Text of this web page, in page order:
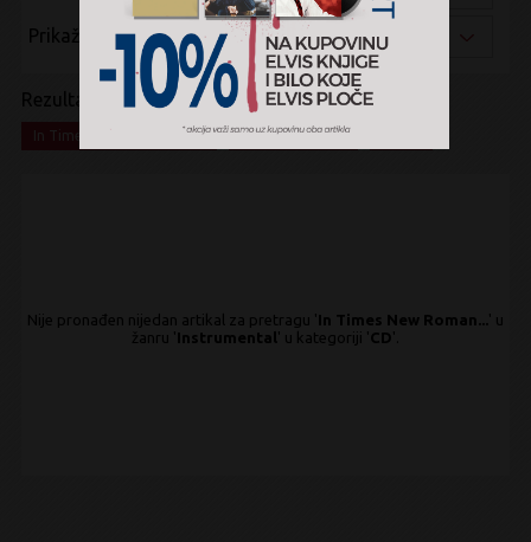
Prikaži po:
Rezultati pretrage:
x Instrumental x
Nije pronađen nijedan artikal za pretragu 'In Times New Roman... ' u
žanru 'Instrumental ' u kategoriji 'CD'.